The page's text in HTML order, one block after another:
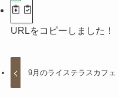
URLをコピーしました！
9月のライステラスカフェ